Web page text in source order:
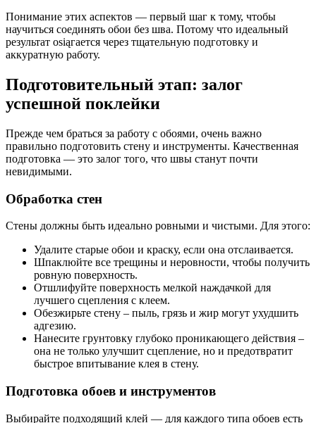
Понимание этих аспектов — первый шаг к тому, чтобы
научиться соединять обои без шва. Потому что идеальный
результат osiąгается через тщательную подготовку и
аккуратную работу.
Подготовительный этап: залог
успешной поклейки
Прежде чем браться за работу с обоями, очень важно
правильно подготовить стену и инструменты. Качественная
подготовка — это залог того, что швы станут почти
невидимыми.
Обработка стен
Стены должны быть идеально ровными и чистыми. Для этого:
Удалите старые обои и краску, если она отслаивается.
Шпаклюйте все трещины и неровности, чтобы получить
ровную поверхность.
Отшлифуйте поверхность мелкой наждачкой для
лучшего сцепления с клеем.
Обезжирьте стену – пыль, грязь и жир могут ухудшить
адгезию.
Нанесите грунтовку глубоко проникающего действия –
она не только улучшит сцепление, но и предотвратит
быстрое впитывание клея в стену.
Подготовка обоев и инструментов
Выбирайте подходящий клей — для каждого типа обоев есть